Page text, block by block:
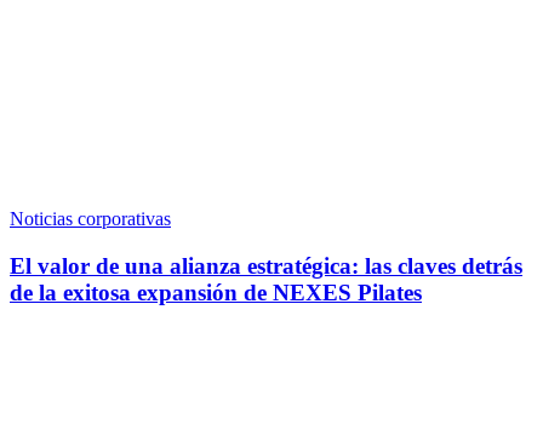
Noticias corporativas
El valor de una alianza estratégica: las claves detrás
de la exitosa expansión de NEXES Pilates